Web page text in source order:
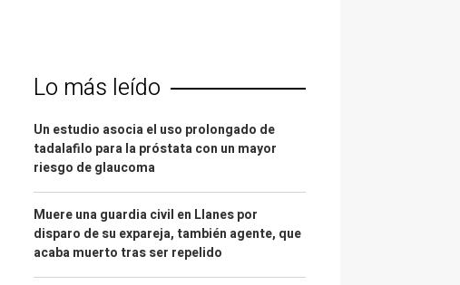
Lo más leído
Un estudio asocia el uso prolongado de
tadalafilo para la próstata con un mayor
riesgo de glaucoma
Muere una guardia civil en Llanes por
disparo de su expareja, también agente, que
acaba muerto tras ser repelido